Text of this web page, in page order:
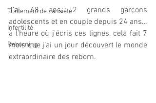
Traitement de l'anxiété
Infertilité
Reborning
J’ai 48 ans, 2 grands garçons
adolescents et en couple depuis 24 ans…
à l’heure où j’écris ces lignes, cela fait 7
mois que j’ai un jour découvert le monde
extraordinaire des reborn.